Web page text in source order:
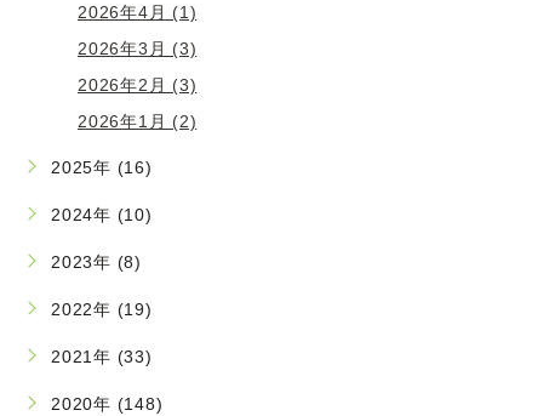
2026年4月 (1)
2026年3月 (3)
2026年2月 (3)
2026年1月 (2)
2025年 (16)
2024年 (10)
2023年 (8)
2022年 (19)
2021年 (33)
2020年 (148)